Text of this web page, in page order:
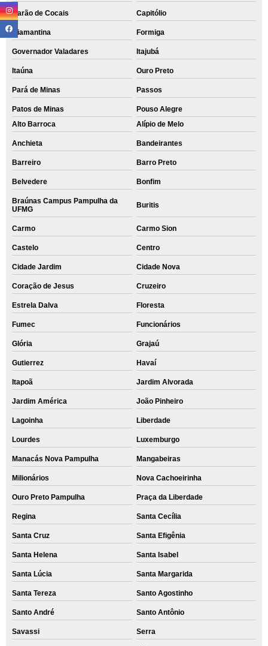
Barão de Cocais Capitólio
Diamantina Formiga
Governador Valadares Itajubá
Itaúna Ouro Preto
Pará de Minas Passos
Patos de Minas
Pouso Alegre
Alto Barroca
Alípio de Melo
Anchieta Bandeirantes
Barreiro Barro Preto
Belvedere Bonfim
Braúnas Campus Pampulha da
UFMG
Buritis
Carmo Carmo Sion
Castelo Centro
Cidade Jardim Cidade Nova
Coração de Jesus Cruzeiro
Estrela Dalva Floresta
Fumec Funcionários
Glória Grajaú
Gutierrez Havaí
Itapoã Jardim Alvorada
Jardim América João Pinheiro
Lagoinha Liberdade
Lourdes Luxemburgo
Manacás Nova Pampulha Mangabeiras
Milionários Nova Cachoeirinha
Ouro Preto Pampulha Praça da Liberdade
Regina Santa Cecília
Santa Cruz Santa Efigênia
Santa Helena Santa Isabel
Santa Lúcia Santa Margarida
Santa Tereza Santo Agostinho
Santo André Santo Antônio
Savassi Serra